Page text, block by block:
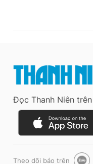
Đọc Thanh Niên
Theo dõi báo trên